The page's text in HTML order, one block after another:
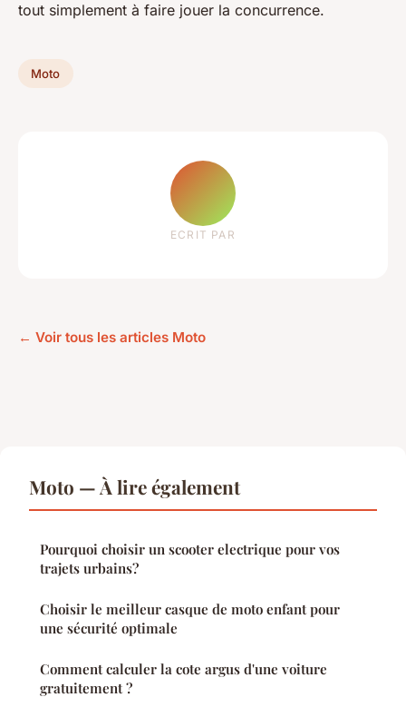
tout simplement à faire jouer la concurrence.
Moto
ECRIT PAR
← Voir tous les articles Moto
Moto — À lire également
Pourquoi choisir un scooter electrique pour vos
trajets urbains?
Choisir le meilleur casque de moto enfant pour
une sécurité optimale
Comment calculer la cote argus d'une voiture
gratuitement ?